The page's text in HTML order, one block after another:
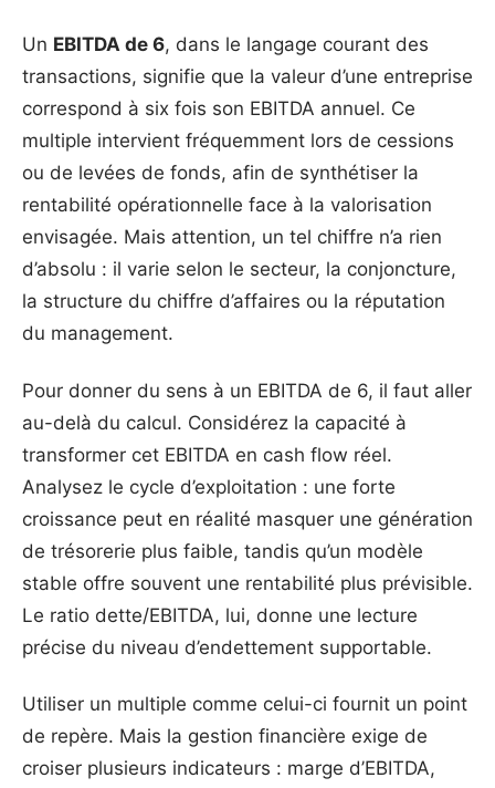
Un EBITDA de 6, dans le langage courant des
transactions, signifie que la valeur d’une entreprise
correspond à six fois son EBITDA annuel. Ce
multiple intervient fréquemment lors de cessions
ou de levées de fonds, afin de synthétiser la
rentabilité opérationnelle face à la valorisation
envisagée. Mais attention, un tel chiffre n’a rien
d’absolu : il varie selon le secteur, la conjoncture,
la structure du chiffre d’affaires ou la réputation
du management.
Pour donner du sens à un EBITDA de 6, il faut aller
au-delà du calcul. Considérez la capacité à
transformer cet EBITDA en cash flow réel.
Analysez le cycle d’exploitation : une forte
croissance peut en réalité masquer une génération
de trésorerie plus faible, tandis qu’un modèle
stable offre souvent une rentabilité plus prévisible.
Le ratio dette/EBITDA, lui, donne une lecture
précise du niveau d’endettement supportable.
Utiliser un multiple comme celui-ci fournit un point
de repère. Mais la gestion financière exige de
croiser plusieurs indicateurs : marge d’EBITDA,